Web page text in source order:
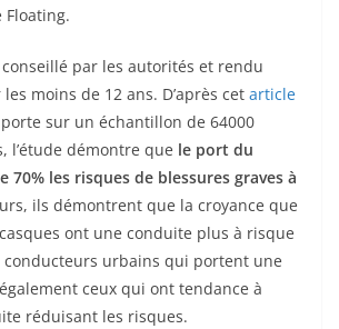
Floating.
conseillé par les autorités et rendu
moins de 12 ans. D’après cet article
sur un échantillon de 64000
l’étude démontre que le port du
70% les risques de blessures graves à
ils démontrent que la croyance que
ont une conduite plus à risque
conducteurs urbains qui portent une
ceux qui ont tendance à
réduisant les risques.